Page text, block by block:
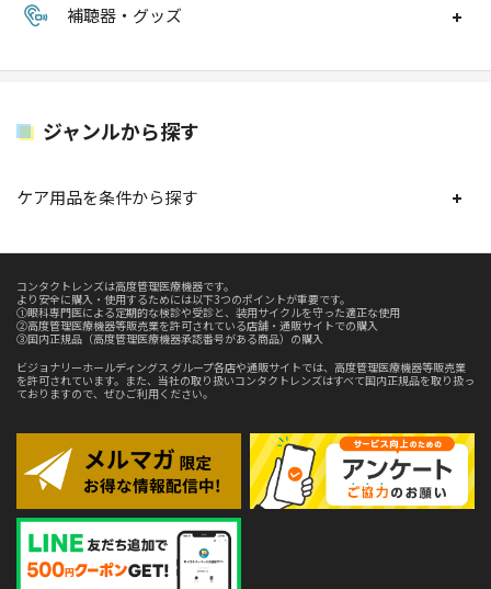
補聴器・グッズ
ジャンルから探す
ケア用品を条件から探す
コンタクトレンズは高度管理医療機器です。
より安全に購入・使用するためには以下3つのポイントが重要です。
①眼科専門医による定期的な検診や受診と、装用サイクルを守った適正な使用
②高度管理医療機器等販売業を許可されている店舗・通販サイトでの購入
③国内正規品（高度管理医療機器承認番号がある商品）の購入
ビジョナリーホールディングス グループ各店や通販サイトでは、高度管理医療機器等販売業
を許可されています。また、当社の取り扱いコンタクトレンズはすべて国内正規品を取り扱っ
ておりますので、ぜひご利用ください。